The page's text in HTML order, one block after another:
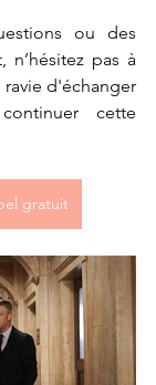
ou des
n’hésitez pas à
ravie d'échanger
cette
gratuit